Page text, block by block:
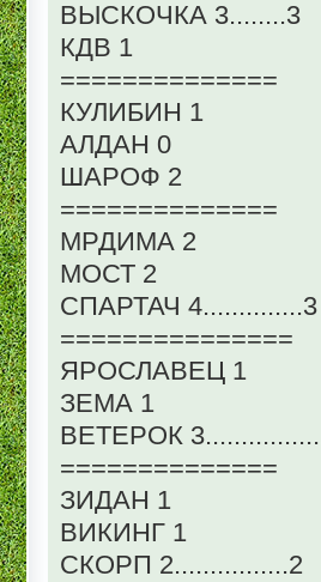
ВЫСКОЧКА 3........3
КДВ 1
==============
КУЛИБИН 1
АЛДАН 0
ШАРОФ 2
==============
МРДИМА 2
МОСТ 2
СПАРТАЧ 4..............3
===============
ЯРОСЛАВЕЦ 1
ЗЕМА 1
ВЕТЕРОК
==============
ЗИДАН 1
ВИКИНГ 1
СКОРП 2................2